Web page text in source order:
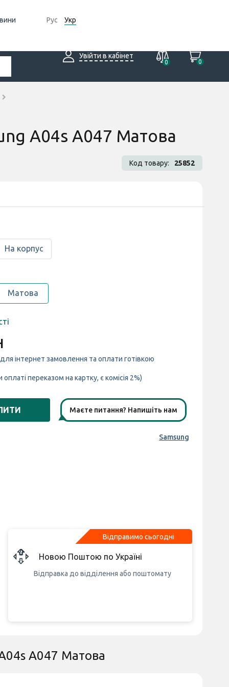
Рус Укр
Увійти в кабінет
0
0
A04s A047 Матова
Код товару: 25852
На корпус
Матова
інтернет замовлення та оплати готівкою
оплаті переказом на картку, є комісія 2%)
Маєте питання? Напишіть нам
Samsung
Відправимо сьогодні
Новою Поштою по Україні
Відправка до відділення або поштомату
A047 Матова